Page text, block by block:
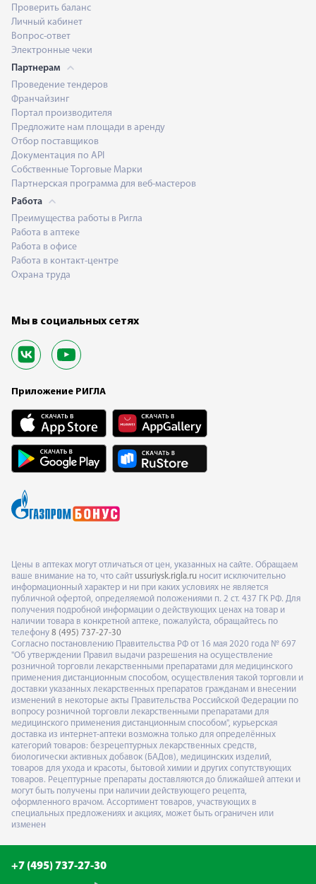
Проверить баланс
Личный кабинет
Вопрос-ответ
Электронные чеки
Партнерам
Проведение тендеров
Франчайзинг
Портал производителя
Предложите нам площади в аренду
Отбор поставщиков
Документация по API
Собственные Торговые Марки
Партнерская программа для веб-мастеров
Работа
Преимущества работы в Ригла
Работа в аптеке
Работа в офисе
Работа в контакт-центре
Охрана труда
Мы в социальных сетях
Приложение РИГЛА
Цены в аптеках могут отличаться от цен, указанных на сайте. Обращаем
ваше внимание на то, что сайт ussuriysk.rigla.ru носит исключительно
информационный характер и ни при каких условиях не является
публичной офертой, определяемой положениями п. 2 ст. 437 ГК РФ. Для
получения подробной информации о действующих ценах на товар и
наличии товара в конкретной аптеке, пожалуйста, обращайтесь по
телефону 8 (495) 737-27-30
Согласно постановлению Правительства РФ от 16 мая 2020 года № 697
"Об утверждении Правил выдачи разрешения на осуществление
розничной торговли лекарственными препаратами для медицинского
применения дистанционным способом, осуществления такой торговли и
доставки указанных лекарственных препаратов гражданам и внесении
изменений в некоторые акты Правительства Российской Федерации по
вопросу розничной торговли лекарственными препаратами для
медицинского применения дистанционным способом", курьерская
доставка из интернет-аптеки возможна только для определённых
категорий товаров: безрецептурных лекарственных средств,
биологически активных добавок (БАДов), медицинских изделий,
товаров для ухода и красоты, бытовой химии и других сопутствующих
товаров. Рецептурные препараты доставляются до ближайшей аптеки и
могут быть получены при наличии действующего рецепта,
оформленного врачом. Ассортимент товаров, участвующих в
специальных предложениях и акциях, может быть ограничен или
изменен
+7 (495) 737-27-30